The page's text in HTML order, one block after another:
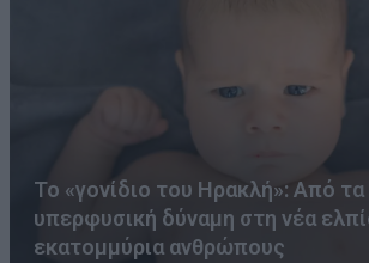
Το «γονίδιο του Ηρακλή»: Από
υπερφυσική δύναμη στη νέα
εκατομμύρια ανθρώπους